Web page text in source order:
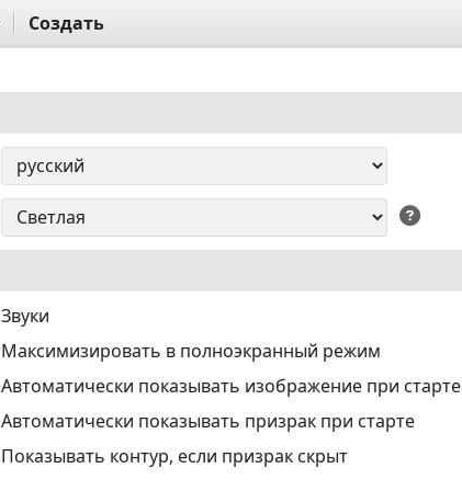
Создать
Звуки
Максимизировать в полноэкранный режим
Автоматически показывать изображение при старте
Автоматически показывать призрак при старте
Показывать контур, если призрак скрыт